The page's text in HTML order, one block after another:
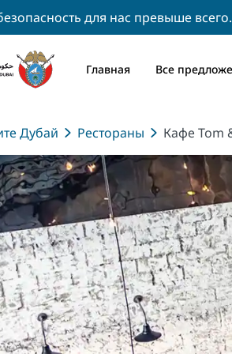
для нас превыше всего.
Главная Все
Дубай Рестораны Кафе Tom